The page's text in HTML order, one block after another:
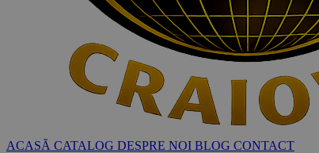
ACASĂ CATALOG DESPRE NOI BLOG CONTACT